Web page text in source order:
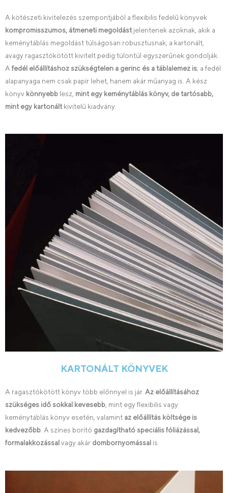
A kötészeti kivitelezés szempontjából a flexibilis fedelű könyvek
kompromisszumos, átmeneti megoldástjelentenek azoknak, akik a
keménytáblás megoldást túlságosan robusztusnak, a kartonált,
avagy ragasztókötött kivitelt pedig túlontúl egyszerűnek gondolják.
A fedél előállításhoz szükségtelen a gerinc és a táblalemez is; a fedél
alapanyaga nem csak papír lehet, hanem akár műanyag is. A kész
könyv könnyebb lesz, mint egy keménytáblás könyv, de tartósabb,
mint egy kartonáltkivitelű kiadvány.
KARTONÁLT KÖNYVEK
A ragasztókötött könyv több előnnyel is jár. Az előállításához
szükséges idő sokkal kevesebb, mint egy flexibilis vagy
keménytáblás könyv esetén, valamint az előállítás költsége is
kedvezőbb. A színes borító gazdagítható speciális fóliázással,
formalakkozássalvagy akár dombornyomással is.